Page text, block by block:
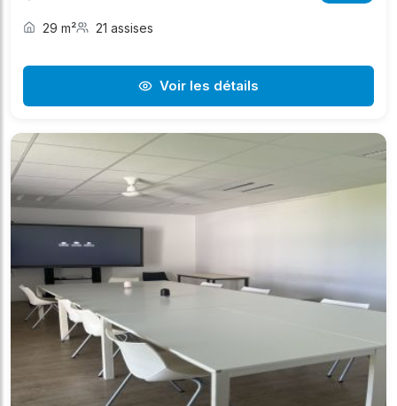
29 m² 21 assises
Voir les détails